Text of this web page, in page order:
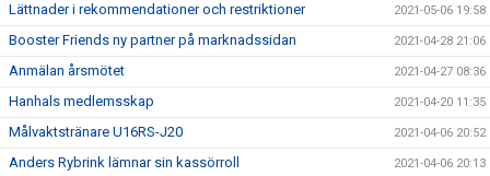
Lättnader i rekommendationer och restriktioner 2021-05-06 19:58
Booster Friends ny partner på marknadssidan 2021-04-28 21:06
Anmälan årsmötet 2021-04-27 08:36
Hanhals medlemsskap 2021-04-20 11:35
Målvaktstränare U16RS-J20 2021-04-06 20:52
Anders Rybrink lämnar sin kassörroll 2021-04-06 20:13